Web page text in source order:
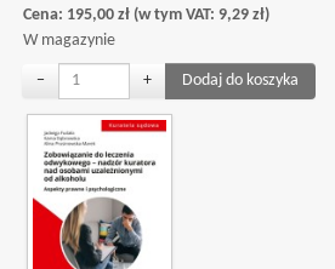
Cena: 195,00 zł (w tym VAT:9,29 zł)
W magazynie
− +